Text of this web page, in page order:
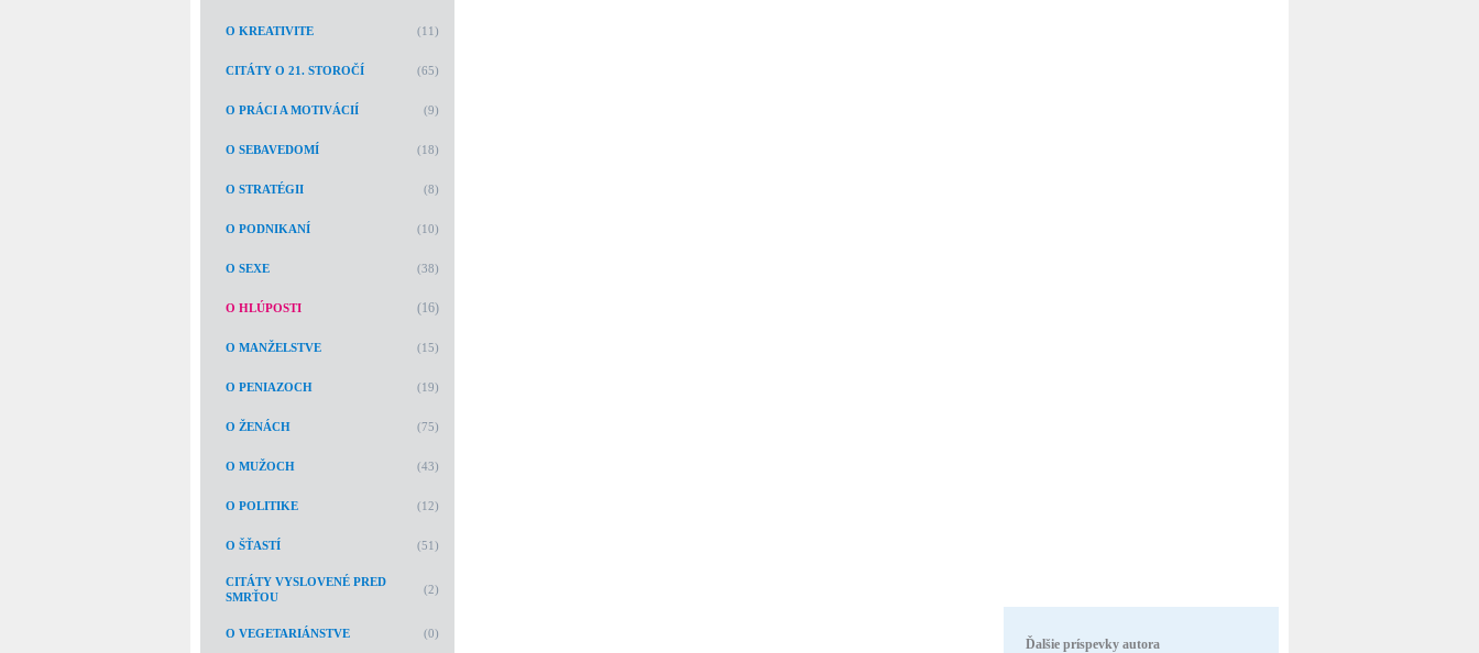
O KREATIVITE (11)
CITÁTY O 21. STOROČÍ (65)
O PRÁCI A MOTIVÁCIÍ (9)
O SEBAVEDOMÍ (18)
O STRATÉGII (8)
O PODNIKANÍ (10)
O SEXE (38)
O HLÚPOSTI (16)
O MANŽELSTVE (15)
O PENIAZOCH (19)
O ŽENÁCH (75)
O MUŽOCH (43)
O POLITIKE (12)
O ŠŤASTÍ (51)
CITÁTY VYSLOVENÉ PRED
SMRŤOU
(2)
O VEGETARIÁNSTVE (0)
Ďalšie príspevky autora